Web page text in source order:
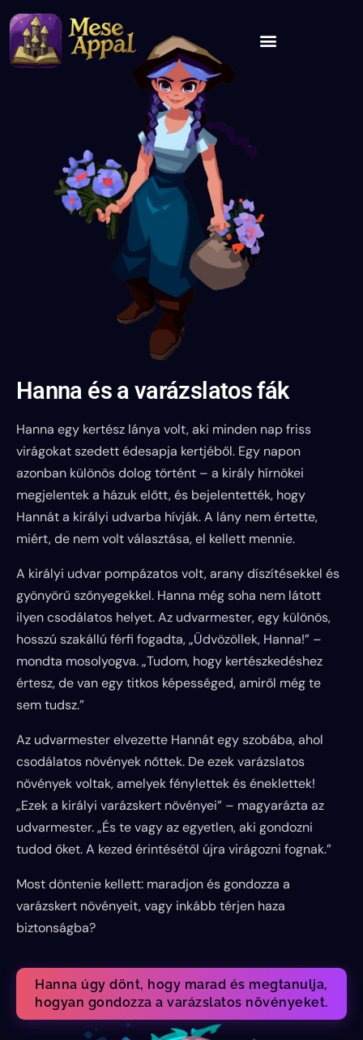
Hanna és a varázslatos fák
Hanna egy kertész lánya volt, aki minden nap friss
virágokat szedett édesapja kertjéből. Egy napon
azonban különös dolog történt – a király hírnökei
megjelentek a házuk előtt, és bejelentették, hogy
Hannát a királyi udvarba hívják. A lány nem értette,
miért, de nem volt választása, el kellett mennie.
A királyi udvar pompázatos volt, arany díszítésekkel és
gyönyörű szőnyegekkel. Hanna még soha nem látott
ilyen csodálatos helyet. Az udvarmester, egy különös,
hosszú szakállú férfi fogadta, „Üdvözöllek, Hanna!” –
mondta mosolyogva. „Tudom, hogy kertészkedéshez
értesz, de van egy titkos képességed, amiről még te
sem tudsz.”
Az udvarmester elvezette Hannát egy szobába, ahol
csodálatos növények nőttek. De ezek varázslatos
növények voltak, amelyek fénylettek és éneklettek!
„Ezek a királyi varázskert növényei” – magyarázta az
udvarmester. „És te vagy az egyetlen, aki gondozni
tudod őket. A kezed érintésétől újra virágozni fognak.”
Most döntenie kellett: maradjon és gondozza a
varázskert növényeit, vagy inkább térjen haza
biztonságba?
Hanna úgy dönt, hogy marad és megtanulja,
hogyan gondozza a varázslatos növényeket.